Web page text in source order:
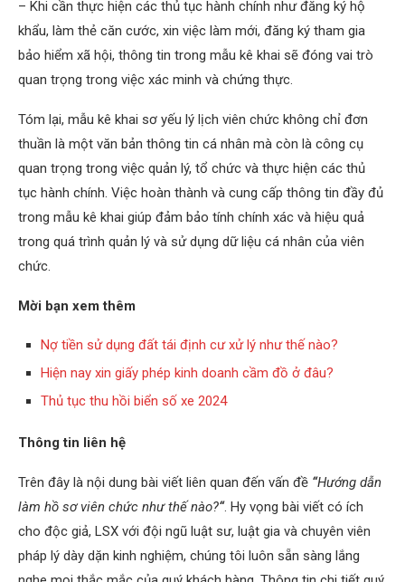
– Khi cần thực hiện các thủ tục hành chính như đăng ký hộ
khẩu, làm thẻ căn cước, xin việc làm mới, đăng ký tham gia
bảo hiểm xã hội, thông tin trong mẫu kê khai sẽ đóng vai trò
quan trọng trong việc xác minh và chứng thực.
Tóm lại, mẫu kê khai sơ yếu lý lịch viên chức không chỉ đơn
thuần là một văn bản thông tin cá nhân mà còn là công cụ
quan trọng trong việc quản lý, tổ chức và thực hiện các thủ
tục hành chính. Việc hoàn thành và cung cấp thông tin đầy đủ
trong mẫu kê khai giúp đảm bảo tính chính xác và hiệu quả
trong quá trình quản lý và sử dụng dữ liệu cá nhân của viên
chức.
Mời bạn xem thêm
Nợ tiền sử dụng đất tái định cư xử lý như thế nào?
Hiện nay xin giấy phép kinh doanh cầm đồ ở đâu?
Thủ tục thu hồi biển số xe 2024
Thông tin liên hệ
Trên đây là nội dung bài viết liên quan đến vấn đề “Hướng dẫn
làm hồ sơ viên chức như thế nào?“. Hy vọng bài viết có ích
cho độc giả, LSX với đội ngũ luật sư, luật gia và chuyên viên
pháp lý dày dặn kinh nghiệm, chúng tôi luôn sẵn sàng lắng